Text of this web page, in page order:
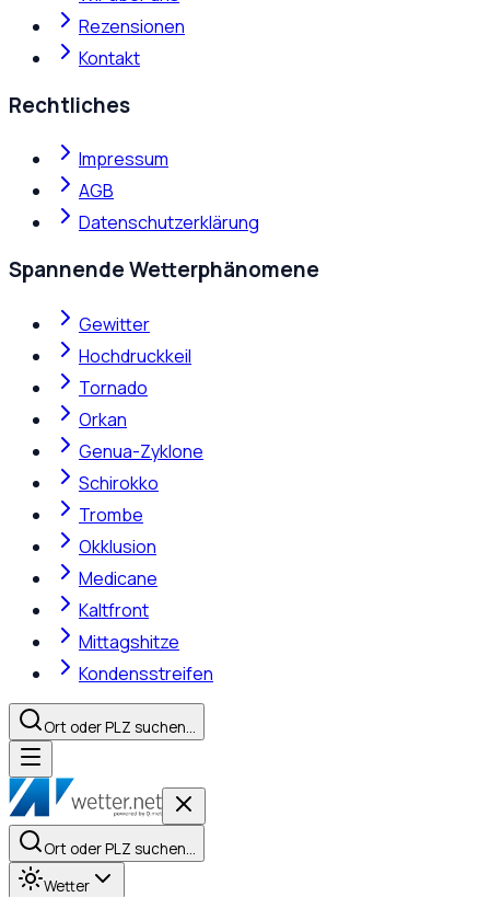
Rezensionen
Kontakt
Rechtliches
Impressum
AGB
Datenschutzerklärung
Spannende Wetterphänomene
Gewitter
Hochdruckkeil
Tornado
Orkan
Genua-Zyklone
Schirokko
Trombe
Okklusion
Medicane
Kaltfront
Mittagshitze
Kondensstreifen
Ort oder PLZ suchen…
Ort oder PLZ suchen…
Wetter